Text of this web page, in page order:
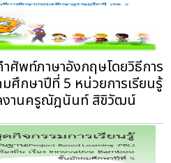
ศัพท์ภาษาอังกฤษโดยวิธีการ
ศึกษาปีที่ 5 หน่วยการเรียนรู้
านครูณัฎนันท์ สิขิวัฒน์